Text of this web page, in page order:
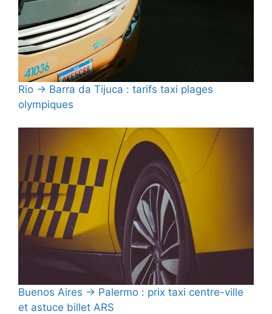
Rio → Barra da Tijuca : tarifs taxi plages
olympiques
Buenos Aires → Palermo : prix taxi centre-ville
et astuce billet ARS